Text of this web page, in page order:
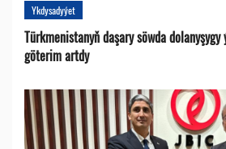
Ykdysadyýet
Türkmenistanyň daşary söwda
göterim artdy